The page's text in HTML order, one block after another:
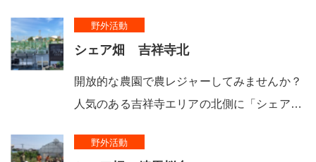
野外活動
シェア畑 吉祥寺北
開放的な農園で農レジャーしてみませんか？
人気のある吉祥寺エリアの北側に「シェア…
野外活動